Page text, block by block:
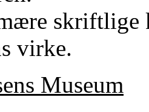
virke.
Museum